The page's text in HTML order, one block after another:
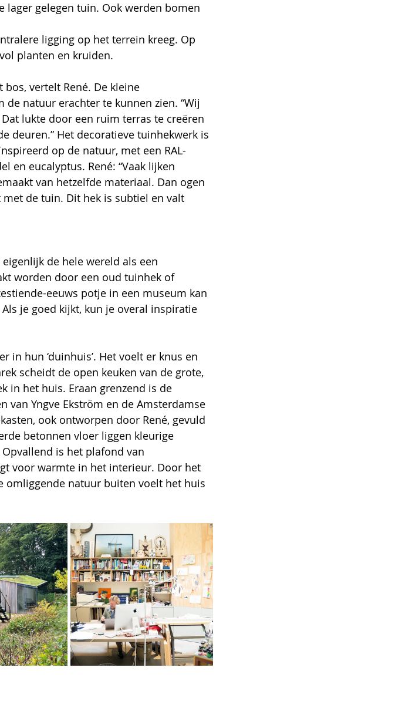
lager gelegen tuin. Ook werden bomen
planten en kruiden.
vertelt René. De kleine
lukte door een ruim terras te creëren
deuren.” Het decoratieve tuinhekwerk is
op de natuur, met een RAL-
en eucalyptus. René: “Vaak lijken
van hetzelfde materiaal. Dan ogen
met de tuin. Dit hek is subtiel en valt
de hele wereld als een
worden door een oud tuinhek of
eeuws potje in een museum kan
je goed kijkt, kun je overal inspiratie
in hun ‘duinhuis’. Het voelt er knus en
scheidt de open keuken van de grote,
in het huis. Eraan grenzend is de
van Yngve Ekström en de Amsterdamse
ook ontworpen door René, gevuld
betonnen vloer liggen kleurige
is het plafond van
voor warmte in het interieur. Door het
omliggende natuur buiten voelt het huis